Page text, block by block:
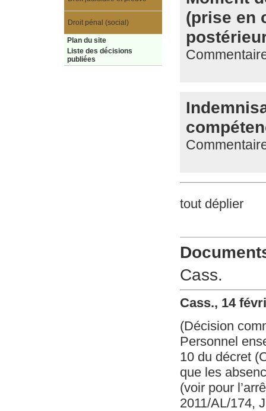
(prise en
tout déplier
Cass.
Cass., 14
(Décision
Personnel
10 du décret
que les
(voir pour
2011/AL/174,
Droit pénal (social)
Plan du site
Liste des décisions
publiées